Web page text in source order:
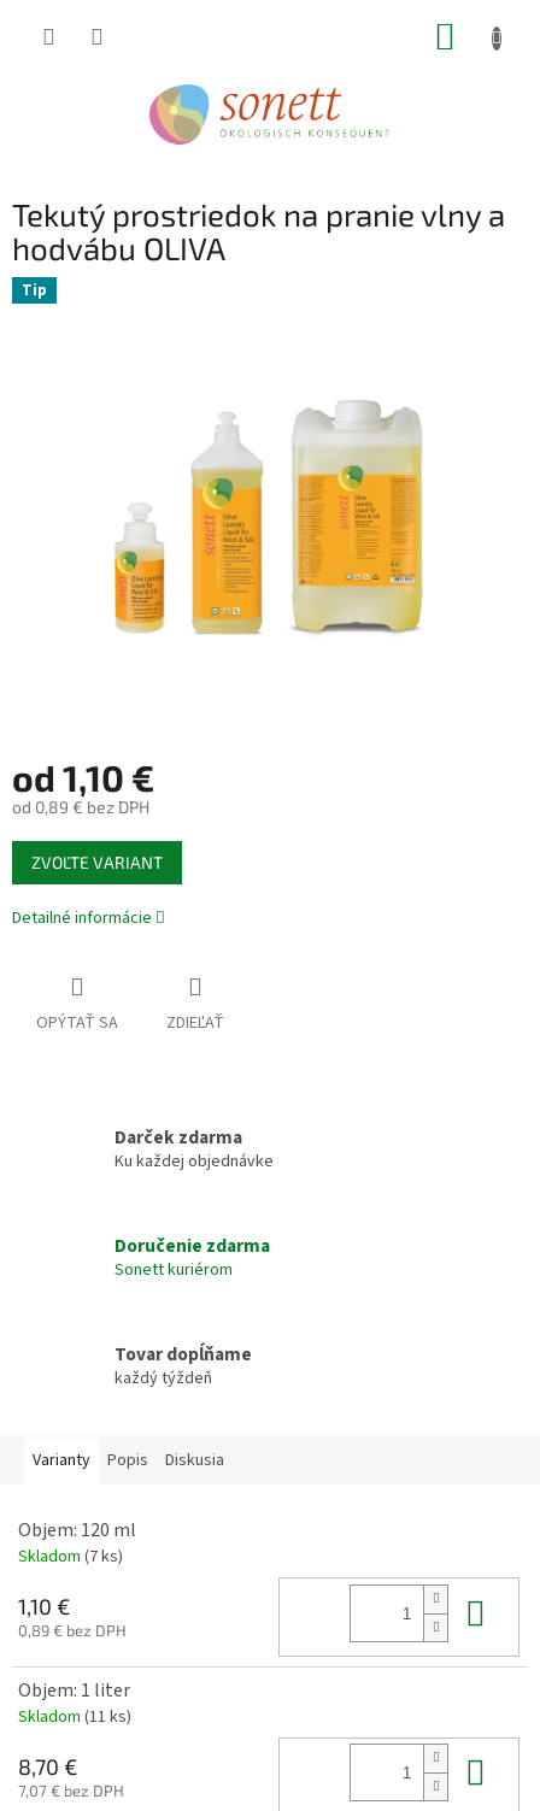
Tekutý prostriedok na pranie vlny a
hodvábu OLIVA
Tip
od 1,10 €
od 0,89 € bez DPH
Jednotková
cena:
ZVOĽTE VARIANT
Detailné informácie
OPÝTAŤ SA ZDIEĽAŤ
Darček zdarma
Ku každej objednávke
Doručenie zdarma
Sonett kuriérom
Tovar dopĺňame
každý týždeň
Varianty Popis Diskusia
Objem: 120 ml
Skladom (7 ks)
1,10 €
0,89 € bez DPH
Objem: 1 liter
Skladom (11 ks)
8,70 €
7,07 € bez DPH